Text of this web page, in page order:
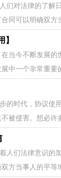
们对法律的了解
同可以明确双方
吗？以下是小编
】
当今不断发展的
中一个非常重要
？以下是小编为
的时代，协议使
被侵害。想必许
的租房协议书，
人们法律意识的
方当事人的平等